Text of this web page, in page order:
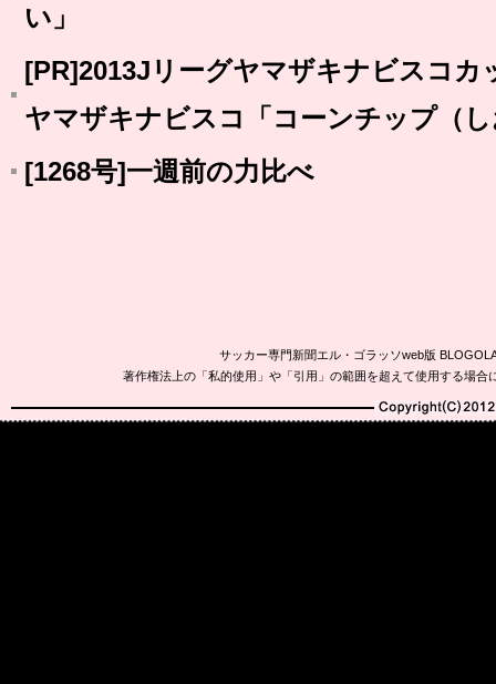
い」
[PR]2013Jリーグヤマザキナビスコカ
ヤマザキナビスコ「コーンチップ（
[1268号]一週前の力比べ
サッカー専門新聞エル・ゴラッソweb版
著作権法上の「私的使用」や「引用」の範囲を超えて使用する場
Copyright(C)2010-